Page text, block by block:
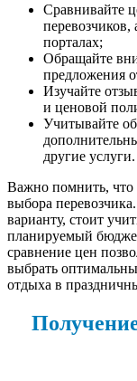
Сравнивайте
перевозчиков,
порталах;
Обращайте
предложения
Изучайте
и ценовой
Учитывайте
другие услуги.
Важно помнить, что
выбора
варианту, стоит
планируемый
сравнение цен
выбрать
отдыха в